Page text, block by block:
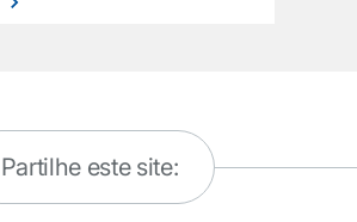
Partilhe este site: